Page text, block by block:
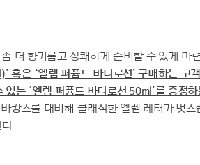
더 향기롭고 상쾌하게 준비할 수 있게 마
혹은 ‘엘렘 퍼퓸드 바디로션’ 구매하는 고
는 ‘엘렘 퍼퓸드 바디로션 50ml’를 증정하
캉스를 대비해 클래식한 엘렘 레터가 멋
.